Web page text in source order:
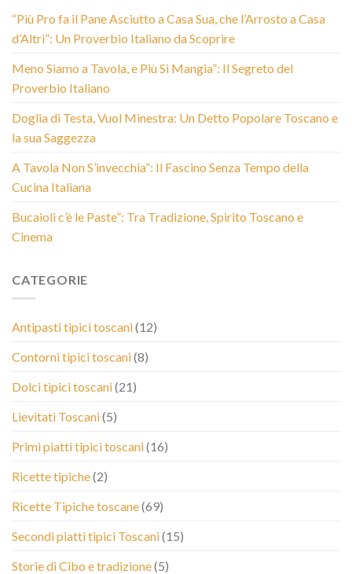
“Più Pro fa il Pane Asciutto a Casa Sua, che l’Arrosto a Casa
d’Altri”: Un Proverbio Italiano da Scoprire
Meno Siamo a Tavola, e Più Si Mangia”: Il Segreto del
Proverbio Italiano
Doglia di Testa, Vuol Minestra: Un Detto Popolare Toscano e
la sua Saggezza
A Tavola Non S’invecchia”: Il Fascino Senza Tempo della
Cucina Italiana
Bucaioli c’è le Paste”: Tra Tradizione, Spirito Toscano e
Cinema
CATEGORIE
Antipasti tipici toscani(12)
Contorni tipici toscani(8)
Dolci tipici toscani(21)
Lievitati Toscani(5)
Primi piatti tipici toscani(16)
Ricette tipiche(2)
Ricette Tipiche toscane(69)
Secondi piatti tipici Toscani(15)
Storie di Cibo e tradizione(5)